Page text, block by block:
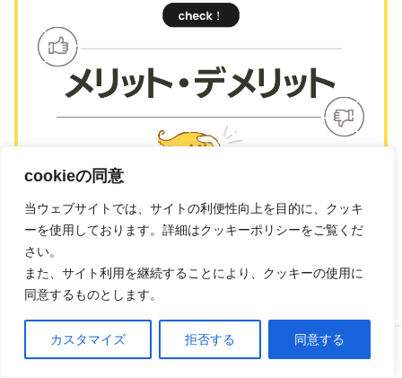
cookieの同意
当ウェブサイトでは、サイトの利便性向上を目的に、クッキ
ーを使用しております。詳細はクッキーポリシーをご覧くだ
さい。
また、サイト利用を継続することにより、クッキーの使用に
同意するものとします。
カスタマイズ 拒否する 同意する
オンラインで景表法が学べる
講座ですが、改めてメリットとデメリットを見ていき